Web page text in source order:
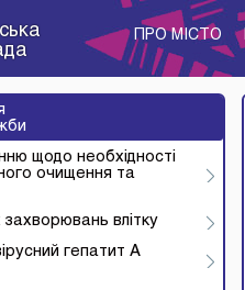
ПРО МІСТО
щодо необхідності
очищення та
влітку
гепатит А